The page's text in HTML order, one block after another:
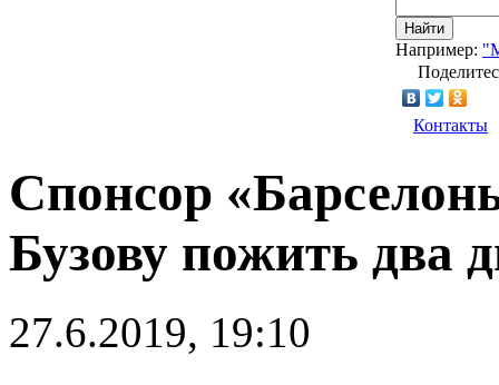
Найти
Например:
Контакты
Спонсор
Бузову пожить два
27.6.2019, 19:10